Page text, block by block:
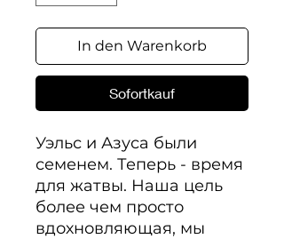
In den Warenkorb
Sofortkauf
Уэльс и Азуса были
семенем. Теперь - время
для жатвы. Наша цель
более чем просто
вдохновляющая, мы